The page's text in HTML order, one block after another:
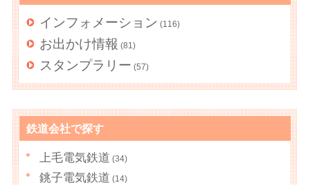
インフォメーション (116)
お出かけ情報 (81)
スタンプラリー (57)
鉄道会社で探す
上毛電気鉄道 (34)
銚子電気鉄道 (14)